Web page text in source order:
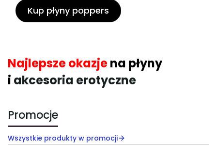
Kup płyny poppers
Najlepsze okazjena płyny
i akcesoria erotyczne
Promocje
Wszystkie produkty w promocji